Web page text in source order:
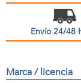
Envío 24/48
Marca / licencia